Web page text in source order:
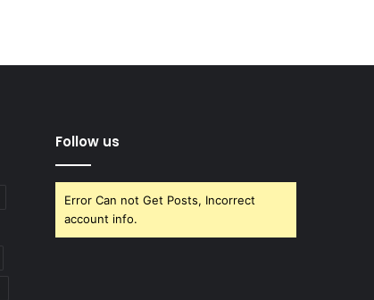
Follow us
Error Can not Get Posts, Incorrect
account info.